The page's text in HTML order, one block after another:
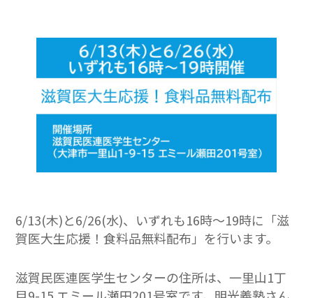
6/13(木)と6/26(水)、いずれも16時～19時に「滋
賀医大生応援！食料品無料配布」を行います。
滋賀民医連医学生センターの住所は、一里山1丁